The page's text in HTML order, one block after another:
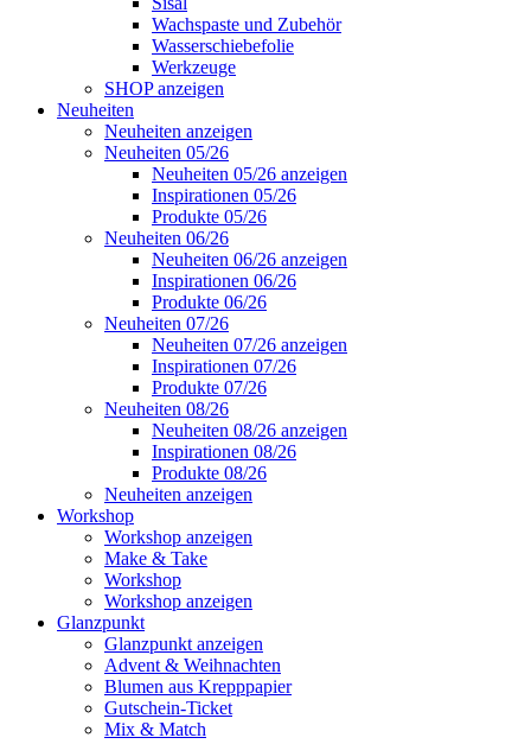
Wachspaste und Zubehör
Wasserschiebefolie
Werkzeuge
SHOP anzeigen
Neuheiten
Neuheiten anzeigen
Neuheiten 05/26
Neuheiten 05/26 anzeigen
Inspirationen 05/26
Produkte 05/26
Neuheiten 06/26
Neuheiten 06/26 anzeigen
Inspirationen 06/26
Produkte 06/26
Neuheiten 07/26
Neuheiten 07/26 anzeigen
Inspirationen 07/26
Produkte 07/26
Neuheiten 08/26
Neuheiten 08/26 anzeigen
Inspirationen 08/26
Produkte 08/26
Neuheiten anzeigen
Workshop
Workshop anzeigen
Make & Take
Workshop
Workshop anzeigen
Glanzpunkt
Glanzpunkt anzeigen
Advent & Weihnachten
Blumen aus Krepppapier
Gutschein-Ticket
Mix & Match